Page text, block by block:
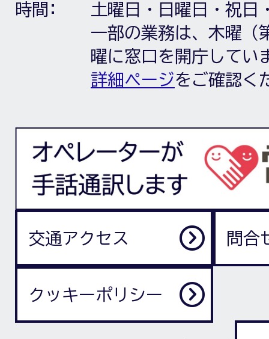
時間:
土曜日・日曜日・祝日
一部の業務は、木曜（
曜に窓口を開庁してい
詳細ページをご確認く
交通アクセス 問合
クッキーポリシー